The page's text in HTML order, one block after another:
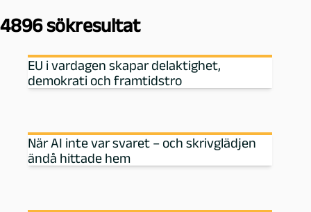
g
4896 sökresultat
EU i vardagen skapar delaktighet,
demokrati och framtidstro
När AI inte var svaret – och skrivglädjen
ändå hittade hem